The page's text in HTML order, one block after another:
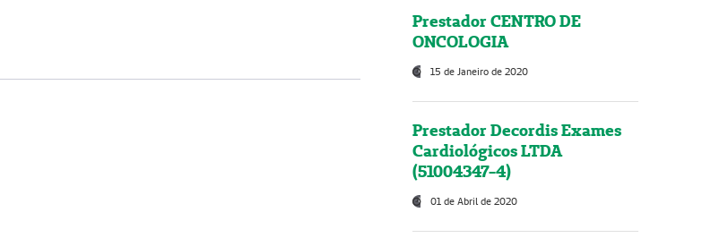
Prestador CENTRO DE
ONCOLOGIA
15 de Janeiro de 2020
Prestador Decordis Exames
Cardiológicos LTDA
(51004347-4)
01 de Abril de 2020